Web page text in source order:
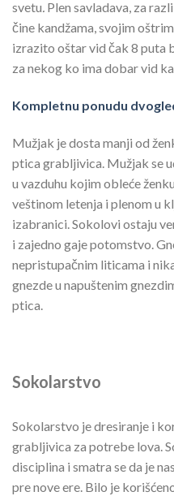
svetu. Plen savladava, za
čine kandžama, svojim
izrazito oštar vid čak 8 puta
za nekog ko ima dobar vid
Kompletnu ponudu
Mužjak je dosta manji od
ptica grabljivica. Mužjak se
u vazduhu kojim obleće
veštinom letenja i plenom u
izabranici. Sokolovi ostaju
i zajedno gaje potomstvo.
nepristupačnim liticama i
gnezde u napuštenim
ptica.
Sokolarstvo
Sokolarstvo je dresiranje i
grabljivica za potrebe lova.
disciplina i smatra se da je
pre nove ere. Bilo je